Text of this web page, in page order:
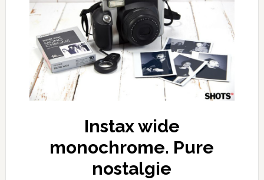
Instax wide
monochrome. Pure
nostalgie